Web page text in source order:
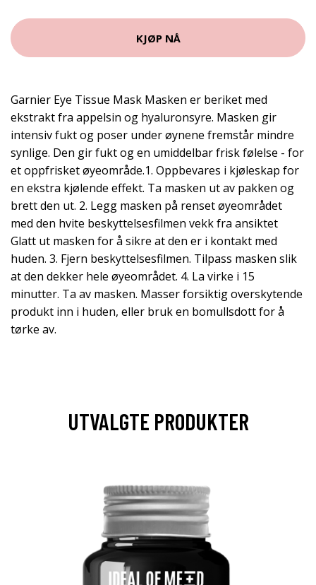
KJØP NÅ
Garnier Eye Tissue Mask Masken er beriket med
ekstrakt fra appelsin og hyaluronsyre. Masken gir
intensiv fukt og poser under øynene fremstår mindre
synlige. Den gir fukt og en umiddelbar frisk følelse - for
et oppfrisket øyeområde.1. Oppbevares i kjøleskap for
en ekstra kjølende effekt. Ta masken ut av pakken og
brett den ut. 2. Legg masken på renset øyeområdet
med den hvite beskyttelsesfilmen vekk fra ansiktet
Glatt ut masken for å sikre at den er i kontakt med
huden. 3. Fjern beskyttelsesfilmen. Tilpass masken slik
at den dekker hele øyeområdet. 4. La virke i 15
minutter. Ta av masken. Masser forsiktig overskytende
produkt inn i huden, eller bruk en bomullsdott for å
tørke av.
UTVALGTE PRODUKTER